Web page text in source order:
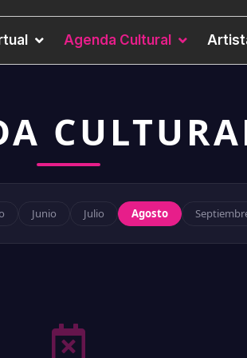
Agenda Cultural
Junio Julio Agosto